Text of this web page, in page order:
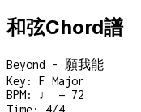
和弦Chord譜
Beyond - 願我能
Key: F Major
BPM: ♩ = 72